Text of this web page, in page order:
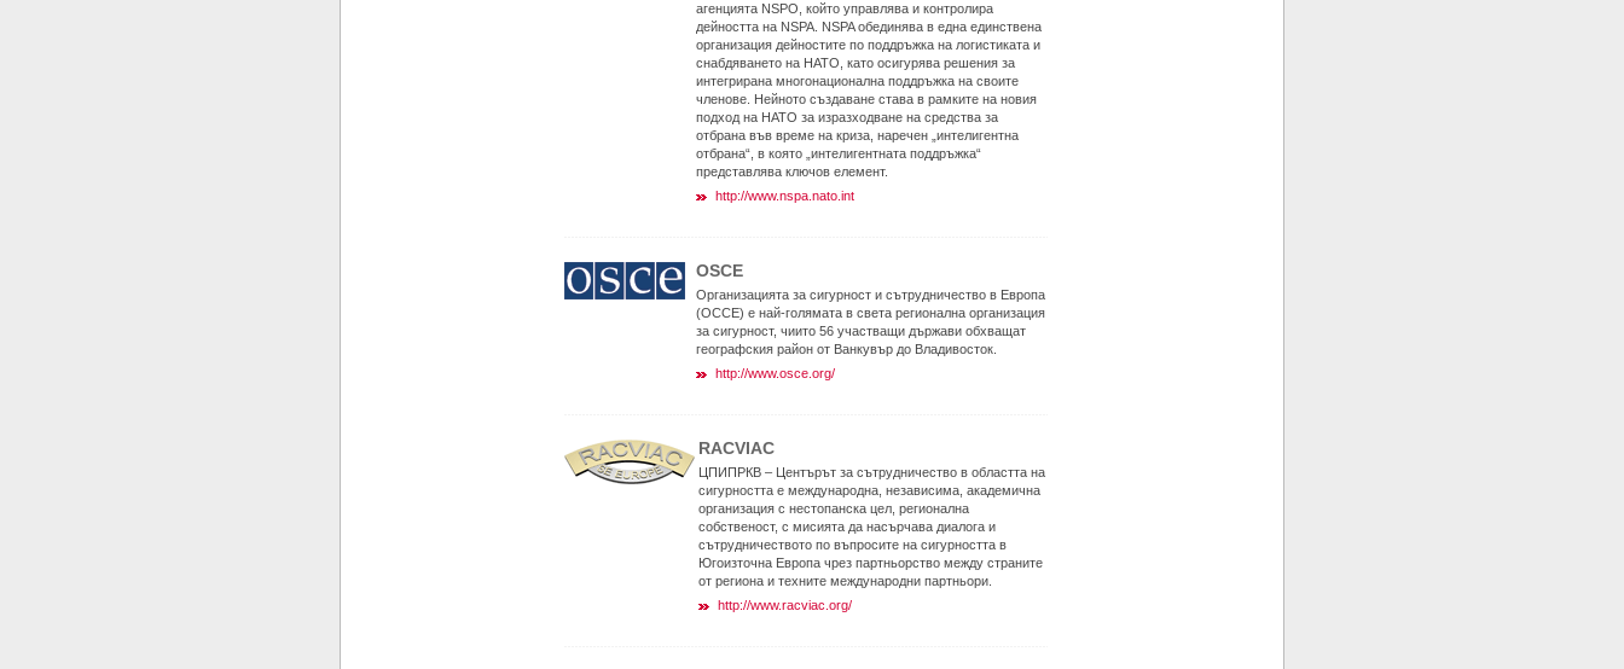
агенцията NSPO, който управлява и контролира
дейността на NSPA. NSPA обединява в една единствена
организация дейностите по поддръжка на логистиката и
снабдяването на НАТО, като осигурява решения за
интегрирана многонационална поддръжка на своите
членове. Нейното създаване става в рамките на новия
подход на НАТО за изразходване на средства за
отбрана във време на криза, наречен „интелигентна
отбрана“, в която „интелигентната поддръжка“
представлява ключов елемент.
http://www.nspa.nato.int
OSCE
Организацията за сигурност и сътрудничество в Европа
(ОССЕ) е най-голямата в света регионална организация
за сигурност, чиито 56 участващи държави обхващат
географския район от Ванкувър до Владивосток.
http://www.osce.org/
RACVIAC
ЦПИПРКВ – Центърът за сътрудничество в областта на
сигурността е международна, независима, академична
организация с нестопанска цел, регионална
собственост, с мисията да насърчава диалога и
сътрудничеството по въпросите на сигурността в
Югоизточна Европа чрез партньорство между страните
от региона и техните международни партньори.
http://www.racviac.org/